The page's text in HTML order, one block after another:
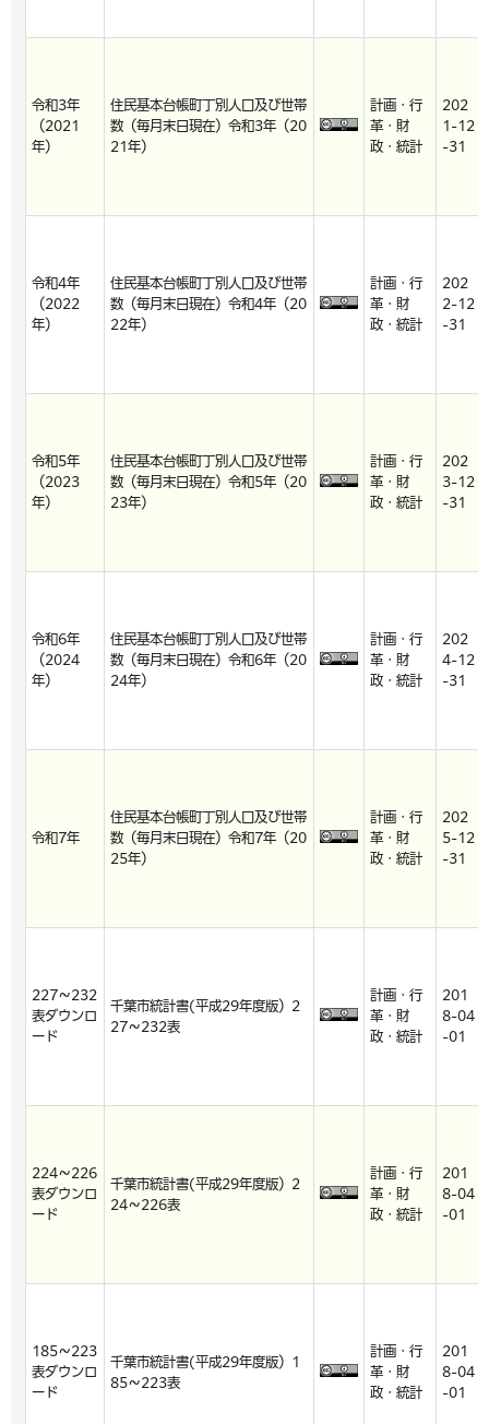
令和3年
（2021
年）
住民基本台帳町丁別人口及び世帯
数（毎月末日現在）令和3年（20
21年）
計画・行
革・財
政・統計
202
1-12
-31
令和4年
（2022
年）
住民基本台帳町丁別人口及び世帯
数（毎月末日現在）令和4年（20
22年）
計画・行
革・財
政・統計
202
2-12
-31
令和5年
（2023
年）
住民基本台帳町丁別人口及び世帯
数（毎月末日現在）令和5年（20
23年）
計画・行
革・財
政・統計
202
3-12
-31
令和6年
（2024
年）
住民基本台帳町丁別人口及び世帯
数（毎月末日現在）令和6年（20
24年）
計画・行
革・財
政・統計
202
4-12
-31
令和7年
住民基本台帳町丁別人口及び世帯
数（毎月末日現在）令和7年（20
25年）
計画・行
革・財
政・統計
202
5-12
-31
227～232
表ダウンロ
ード
千葉市統計書(平成29年度版）2
27～232表
計画・行
革・財
政・統計
201
8-04
-01
224～226
表ダウンロ
ード
千葉市統計書(平成29年度版）2
24～226表
計画・行
革・財
政・統計
201
8-04
-01
185～223
表ダウンロ
ード
千葉市統計書(平成29年度版）1
85～223表
計画・行
革・財
政・統計
201
8-04
-01